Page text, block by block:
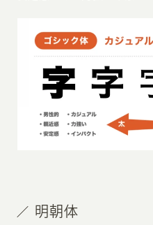
明朝体